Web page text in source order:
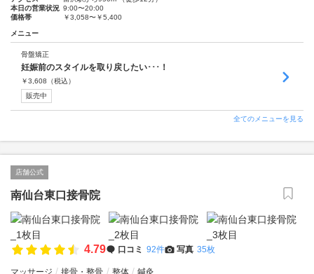
本日の営業状況 9:00〜20:00
価格帯
￥3,058〜￥5,400
メニュー
骨盤矯正
妊娠前のスタイルを取り戻したい･･･！
￥3,608 （税込）
販売中
全てのメニューを見る
店舗公式
南仙台東口接骨院
4.79 口コミ 92件 写真 35枚
マッサージ 接骨・整骨 整体 鍼灸